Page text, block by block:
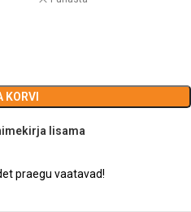
KORVI
lisama
praegu vaatavad!